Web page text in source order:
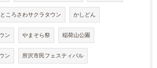
ところさわサクラタウン かしどん
ン やまそら祭 稲荷山公園
ン 所沢市民フェスティバル